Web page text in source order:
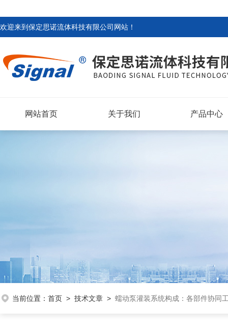
欢迎来到保定思诺流体科技有限公司网站 ！
网站首页 关于我们 产品中心
当前位置： 首页 > 技术文章 > 蠕动泵灌装系统构成：各部件协同